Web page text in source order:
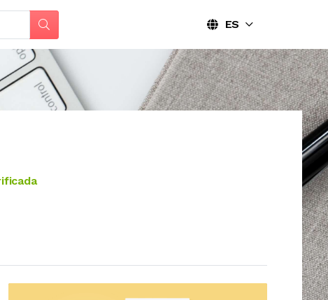
ES